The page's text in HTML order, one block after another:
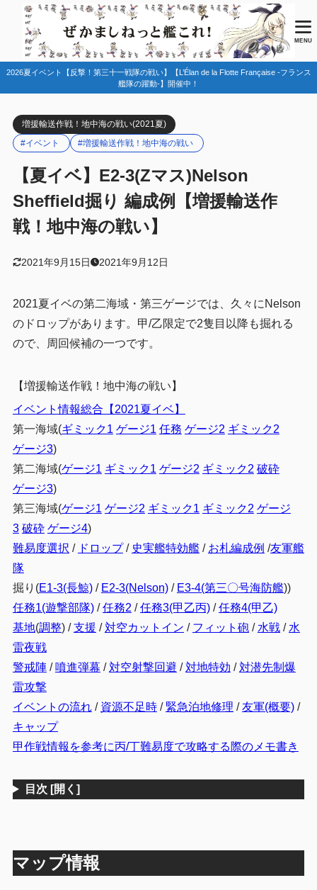
MENU
2026夏イベント【反撃！第三十一戦隊の戦い】【L’Élan de la Flotte Française -フランス
艦隊の躍動-】開催中！
増援輸送作戦！地中海の戦い(2021夏)
#イベント
#増援輸送作戦！地中海の戦い
【夏イベ】E2-3(Zマス)Nelson
Sheffield掘り 編成例【増援輸送作
戦！地中海の戦い】
2021年9月15日 2021年9月12日
2021夏イベの第二海域・第三ゲージでは、久々にNelson
のドロップがあります。甲/乙限定で2隻目以降も掘れる
ので、周回候補の一つです。
【増援輸送作戦！地中海の戦い】
イベント情報総合【2021夏イベ】
第一海域(ギミック1 ゲージ1 任務 ゲージ2 ギミック2
ゲージ3)
第二海域(ゲージ1 ギミック1 ゲージ2 ギミック2 破砕
ゲージ3)
第三海域(ゲージ1 ゲージ2 ギミック1 ギミック2 ゲージ
3 破砕 ゲージ4)
難易度選択 / ドロップ/ 史実艦特効艦/ お札編成例 /友軍艦
隊
掘り(E1-3(長鯨)/ E2-3(Nelson)/ E3-4(第三〇号海防艦))
任務1(遊撃部隊)/任務2 /任務3(甲乙丙)/任務4(甲乙)
基地(調整) /支援 /対空カットイン / フィット砲/ 水戦/ 水
雷夜戦
警戒陣/ 噴進弾幕 /対空射撃回避 /対地特効 / 対潜先制爆
雷攻撃
イベントの流れ/ 資源不足時/ 緊急泊地修理 /友軍(概要)/
キャップ
甲作戦情報を参考に丙/丁難易度で攻略する際のメモ書き
目次 [開く]
マップ情報
目次
1
1.2 史実艦/特効艦
2 編成例
2.1 第一艦隊
2.1.1 艦載機熟練度について
2.2 第二艦隊
3 まとめ